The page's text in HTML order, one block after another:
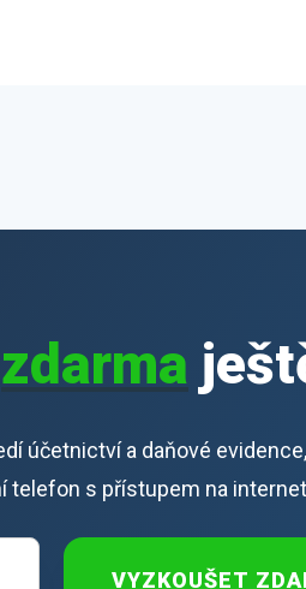
zdarma
účetnictví a daňové
telefon s přístupem na
VYZKOUŠET